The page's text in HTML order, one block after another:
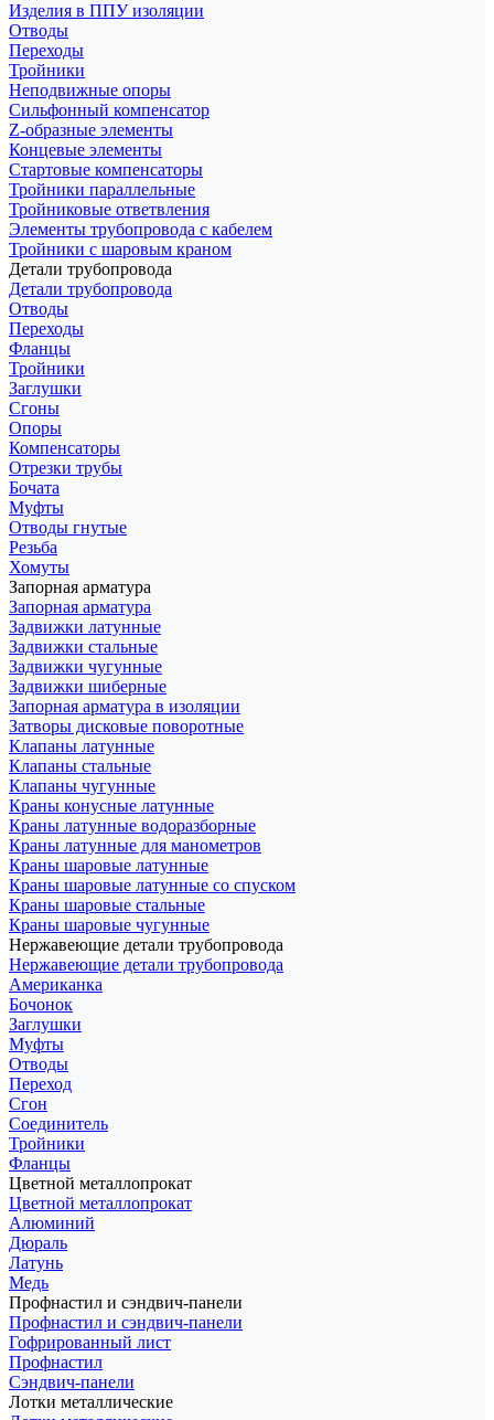
Изделия в ППУ изоляции
Отводы
Переходы
Тройники
Неподвижные опоры
Cильфонный компенсатор
Z-образные элементы
Концевые элементы
Стартовые компенсаторы
Тройники параллельные
Тройниковые ответвления
Элементы трубопровода с кабелем
Тройники с шаровым краном
Детали трубопровода
Детали трубопровода
Отводы
Переходы
Фланцы
Тройники
Заглушки
Сгоны
Опоры
Компенсаторы
Отрезки трубы
Бочата
Муфты
Отводы гнутые
Резьба
Хомуты
Запорная арматура
Запорная арматура
Задвижки латунные
Задвижки стальные
Задвижки чугунные
Задвижки шиберные
Запорная арматура в изоляции
Затворы дисковые поворотные
Клапаны латунные
Клапаны стальные
Клапаны чугунные
Краны конусные латунные
Краны латунные водоразборные
Краны латунные для манометров
Краны шаровые латунные
Краны шаровые латунные со спуском
Краны шаровые стальные
Краны шаровые чугунные
Нержавеющие детали трубопровода
Нержавеющие детали трубопровода
Американка
Бочонок
Заглушки
Муфты
Отводы
Переход
Сгон
Соединитель
Тройники
Фланцы
Цветной металлопрокат
Цветной металлопрокат
Алюминий
Дюраль
Латунь
Медь
Профнастил и сэндвич-панели
Профнастил и сэндвич-панели
Гофрированный лист
Профнастил
Сэндвич-панели
Лотки металлические